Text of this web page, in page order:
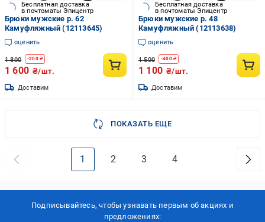
Бесплатная доставка
в почтоматы Эпицентр
Брюки мужские р. 62
Камуфляжный (12113645)
оценить
1 800 -200₴
1 600 ₴/шт.
Доставим
Бесплатная доставка
в почтоматы Эпицентр
Брюки мужские р. 48
Камуфляжный (12113638)
оценить
1 500 -400₴
1 100 ₴/шт.
Доставим
ПОКАЗАТЬ ЕЩЕ
1 2 3 4
Подписывайтесь, чтобы узнавать первым об акцияx и
предложениях: